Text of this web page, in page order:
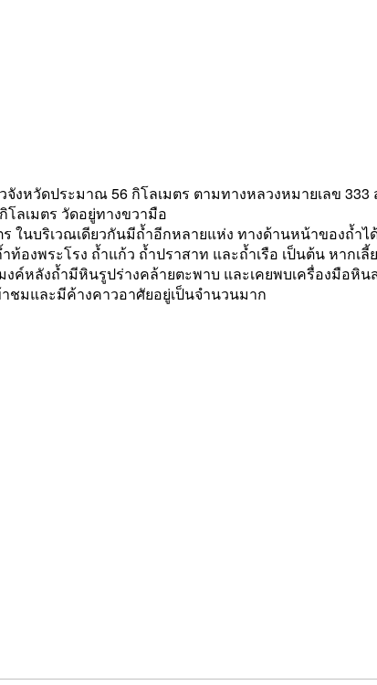
งหวัดประมาณ 56 กิโลเมตร ตามทางหลวงหมายเลข
โลเมตร วัดอยู่ทางขวามือ
ในบริเวณเดียวกันมีถ้ำอีกหลายแห่ง ทางด้านหน้าของถ้ำไ
องพระโรง ถ้ำแก้ว ถ้ำปราสาท และถ้ำเรือ เป็นต้น หากเ
ค์หลังถ้ำมีหินรูปร่างคล้ายตะพาบ และเคยพบเครื่องมือหิ
ชมและมีค้างคาวอาศัยอยู่เป็นจำนวนมาก